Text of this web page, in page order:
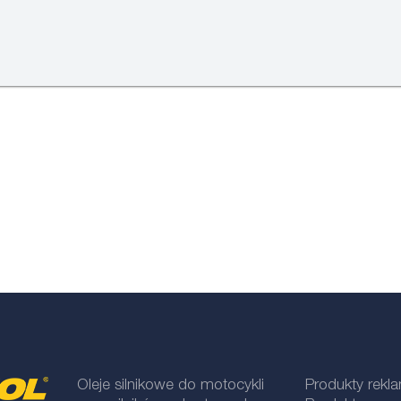
Oleje silnikowe do motocykli
Produkty